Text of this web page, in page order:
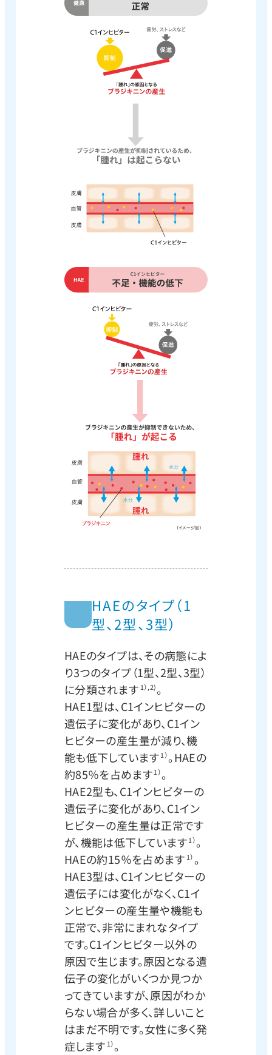
HAEのタイプ（1
型、2型、3型）
HAEのタイプは、その病態によ
り3つのタイプ（1型、2型、3型）
に分類されます 1）,2)。
HAE1型は、C1インヒビターの
遺伝子に変化があり、C1イン
ヒビターの産生量が減り、機
能も低下しています1）。HAEの
約85％を占めます1）。
HAE2型も、C1インヒビターの
遺伝子に変化があり、C1イン
ヒビターの産生量は正常です
が、機能は低下しています1）。
HAEの約15％を占めます 1）。
HAE3型は、C1インヒビターの
遺伝子には変化がなく、C1イ
ンヒビターの産生量や機能も
正常で、非常にまれなタイプ
です。C1インヒビター以外の
原因で生じます。原因となる遺
伝子の変化がいくつか見つか
ってきていますが、原因がわか
らない場合が多く、詳しいこと
はまだ不明です。女性に多く発
症します 1）。